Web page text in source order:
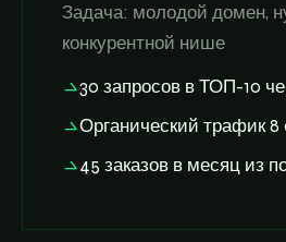
Задача: молодой домен,
конкурентной нише
30 запросов в ТОП-10
Органический трафик
45 заказов в месяц из